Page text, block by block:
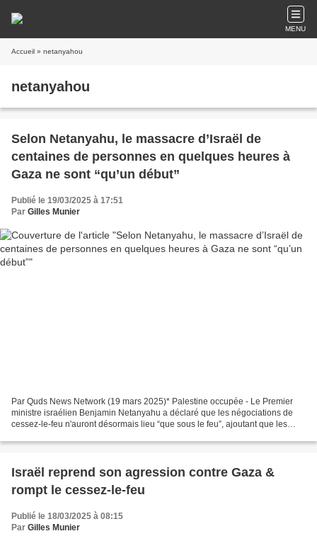
MENU
Accueil » netanyahou
netanyahou
Selon Netanyahu, le massacre d’Israël de
centaines de personnes en quelques heures à
Gaza ne sont “qu’un début”
Publié le 19/03/2025 à 17:51
Par Gilles Munier
Par Quds News Network (19 mars 2025)* Palestine occupée - Le Premier
ministre israélien Benjamin Netanyahu a déclaré que les négociations de
cessez-le-feu n'auront désormais lieu “que sous le feu”, ajoutant que les
Israël reprend son agression contre Gaza &
rompt le cessez-le-feu
Publié le 18/03/2025 à 08:15
Par Gilles Munier